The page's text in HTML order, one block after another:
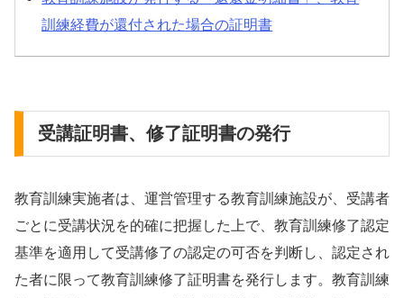
訓練経費が還付された場合の証明書
受講証明書、修了証明書の発行
教育訓練実施者は、運営管理する教育訓練施設が、受講者
ごとに受講状況を的確に把握した上で、教育訓練修了認定
基準を適用して受講修了の認定の可否を判断し、認定され
た者に限って教育訓練修了証明書を発行します。教育訓練